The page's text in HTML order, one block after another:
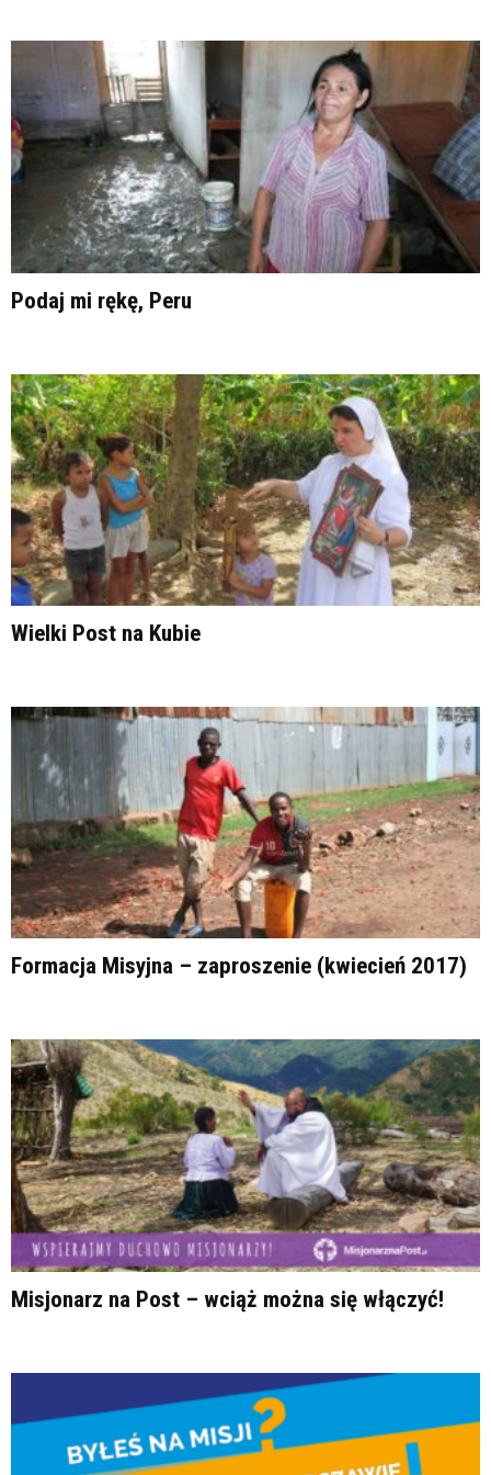
Podaj mi rękę, Peru
Wielki Post na Kubie
Formacja Misyjna – zaproszenie (kwiecień 2017)
Misjonarz na Post – wciąż można się włączyć!